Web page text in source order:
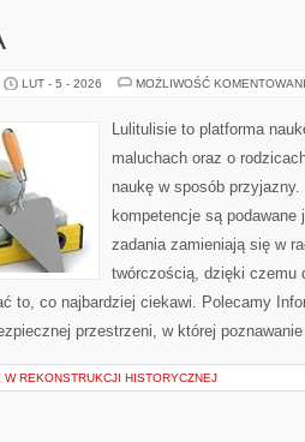
LUT - 5 - 2026 MOŻLIWOŚĆ
Lulitulisie to platforma
maluchach oraz o
naukę w sposób
kompetencje są
zadania zamieniają się w
twórczością, dzięki czemu
to, co najbardziej ciekawi. Polecamy
przestrzeni, w której
W REKONSTRUKCJI HISTORYCZNEJ